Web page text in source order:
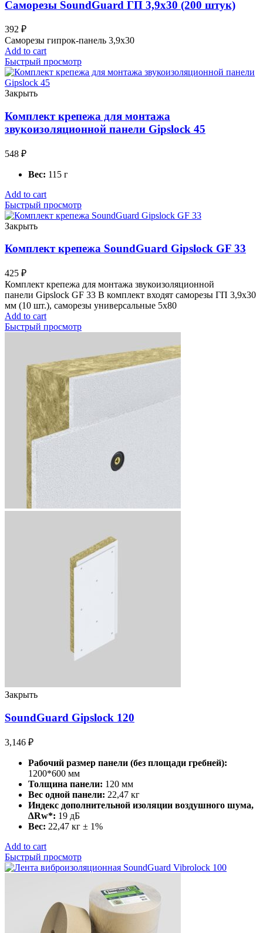
Саморезы SoundGuard ГП 3,9х30 (200 штук)
392 ₽
Саморезы гипрок-панель 3,9х30
Add to cart
Быстрый просмотр
Закрыть
Комплект крепежа для монтажа
звукоизоляционной панели Gipslock 45
548 ₽
Вес: 115 г
Add to cart
Быстрый просмотр
Закрыть
Комплект крепежа SoundGuard Gipslock GF 33
425 ₽
Комплект крепежа для монтажа звукоизоляционной
панели Gipslock GF 33 В комплект входят саморезы ГП 3,9х30
мм (10 шт.), саморезы универсальные 5х80
Add to cart
Быстрый просмотр
Закрыть
SoundGuard Gipslock 120
3,146 ₽
Рабочий размер панели (без площади гребней):
1200*600 мм
Толщина панели: 120 мм
Вес одной панели: 22,47 кг
Индекс дополнительной изоляции воздушного шума,
∆Rw*: 19 дБ
Вес: 22,47 кг ± 1%
Add to cart
Быстрый просмотр